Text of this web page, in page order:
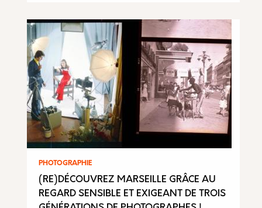
PHOTOGRAPHIE
(RE)DÉCOUVREZ MARSEILLE GRÂCE AU
REGARD SENSIBLE ET EXIGEANT DE TROIS